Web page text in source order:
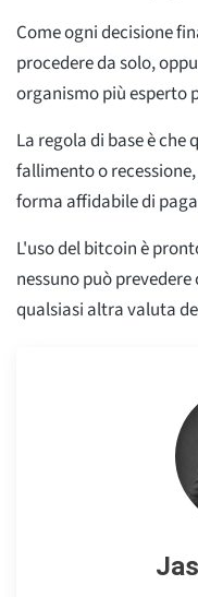
Come ogni decisione
procedere da solo,
organismo più esperto
La regola di base è
fallimento o
forma affidabile di
L'uso del bitcoin è
nessuno può
qualsiasi altra valuta